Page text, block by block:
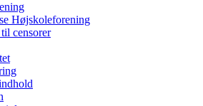
Højskoleforening
censorer